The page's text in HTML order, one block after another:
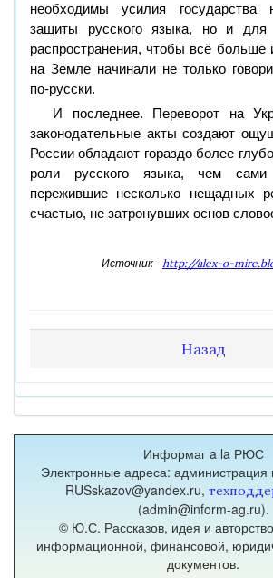
необходимы усилия
защиты русского языка, но и для
распространения, чтобы всё
на Земле начинали не только
по-русски.
И последнее. Переворот на
законодательные акты создают
России обладают гораздо более
роли русского языка, чем сами
пережившие несколько нещадных
счастью, не затронувших основ
Источник - http://alex-o-
Назад
Информаг a la РЮС
Электронные адреса:
RUSskazov@yandex.ru,
(admin@inform-ag.ru).
© Ю.С. Рассказов, идея и
информационной, финансовой,
документов.